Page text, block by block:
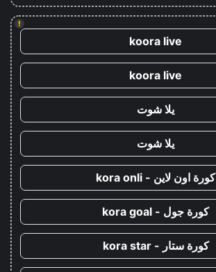
!
koora live
koora live
يلا شوت
يلا شوت
كورة اون لاين - kora onli
كورة جول - kora goal
كورة ستار - kora star